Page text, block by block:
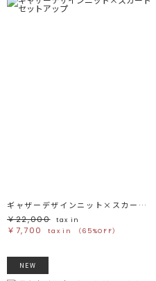
ギャザーデザインニット×スカートセットアップ
￥22,000
tax in
￥7,700 tax in （65%OFF）
NEW